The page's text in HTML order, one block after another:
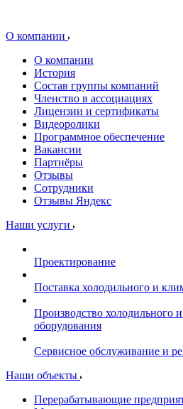
О компании
О компании
История
Состав группы компаний
Членство в ассоциациях
Лицензии и сертификаты
Видеоролики
Программное обеспечение
Вакансии
Партнёры
Отзывы
Сотрудники
Отзывы Яндекс
Наши услуги
Проектирование
Поставка холодильного и
Производство холодильного
оборудования
Сервисное обслуживание и
Наши объекты
Перерабатывающие